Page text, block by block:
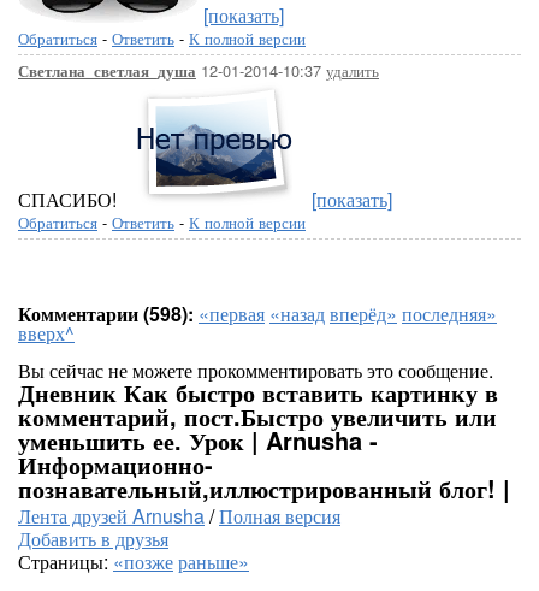
[показать]
Обратиться - Ответить - К полной версии
Светлана_светлая_душа 12-01-2014-10:37 удалить
СПАСИБО! [показать]
Обратиться - Ответить - К полной версии
Комментарии (598): «первая «назадвперёд» последняя»
вверх^
Вы сейчас не можете прокомментировать это сообщение.
Дневник Как быстро вставить картинку в
комментарий, пост.Быстро увеличить или
уменьшить ее. Урок | Arnusha -
Информационно-
познавательный,иллюстрированный блог! |
Лента друзей Arnusha/Полная версия
Добавить в друзья
Страницы: «позжераньше»